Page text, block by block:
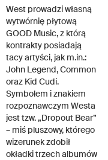
West prowadzi własną
wytwórnię płytową
GOOD Music, z którą
kontrakty posiadają
tacy artyści, jak m.in.:
John Legend, Common
oraz Kid Cudi.
Symbolem i znakiem
rozpoznawczym Westa
jest tzw. „Dropout Bear”
– miś pluszowy, którego
wizerunek zdobił
okładki trzech albumów